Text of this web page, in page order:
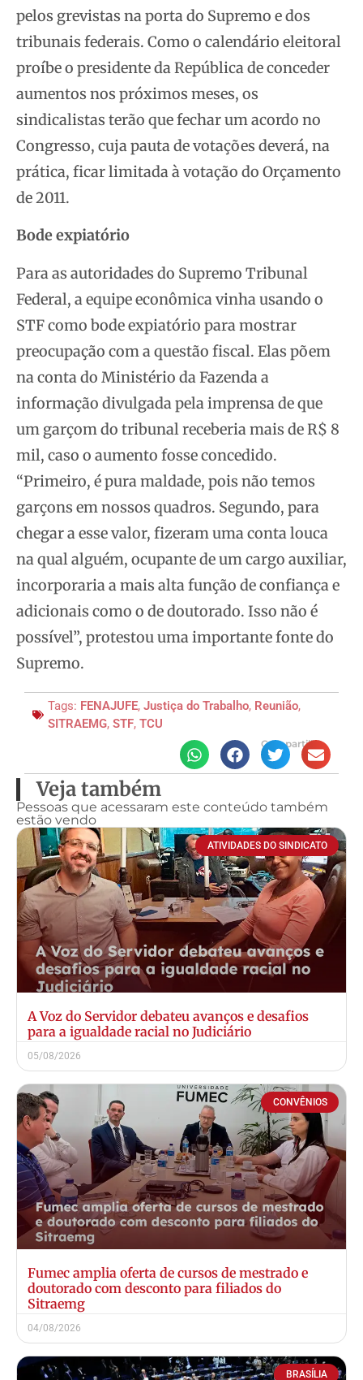
pelos grevistas na porta do Supremo e dos
tribunais federais. Como o calendário eleitoral
proíbe o presidente da República de conceder
aumentos nos próximos meses, os
sindicalistas terão que fechar um acordo no
Congresso, cuja pauta de votações deverá, na
prática, ficar limitada à votação do Orçamento
de 2011.
Bode expiatório
Para as autoridades do Supremo Tribunal
Federal, a equipe econômica vinha usando o
STF como bode expiatório para mostrar
preocupação com a questão fiscal. Elas põem
na conta do Ministério da Fazenda a
informação divulgada pela imprensa de que
um garçom do tribunal receberia mais de R$ 8
mil, caso o aumento fosse concedido.
“Primeiro, é pura maldade, pois não temos
garçons em nossos quadros. Segundo, para
chegar a esse valor, fizeram uma conta louca
na qual alguém, ocupante de um cargo auxiliar,
incorporaria a mais alta função de confiança e
adicionais como o de doutorado. Isso não é
possível”, protestou uma importante fonte do
Supremo.
Tags: FENAJUFE, Justiça do Trabalho, Reunião,
SITRAEMG, STF, TCU
Compartilhe
Veja também
Pessoas que acessaram este conteúdo também
estão vendo
ATIVIDADES DO SINDICATO
A Voz do Servidor debateu avanços e desafios
para a igualdade racial no Judiciário
05/08/2026
CONVÊNIOS
Fumec amplia oferta de cursos de mestrado e
doutorado com desconto para filiados do
Sitraemg
04/08/2026
BRASÍLIA